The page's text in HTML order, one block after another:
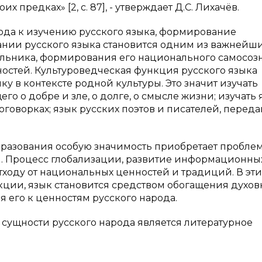
предках» [2, с. 87], - утверждает Д.С. Лихачёв.
к изучению русского языка, формирование
русского языка становится одним из
формирования его национального
Культуроведческая функция русского языка
в контексте родной культуры. Это значит изучать
о добре и зле, о долге, о смысле жизни; изучать
язык русских поэтов и писателей,
особую значимость приобретает
Процесс глобализации, развитие
от национальных ценностей и традиций. В
язык становится средством обогащения
к ценностям русского народа.
русского народа является литературное